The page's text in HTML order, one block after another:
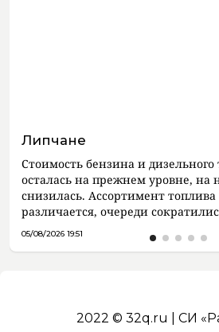
Липчане
Стоимость бензина и
осталась на прежнем уровне, на
снизилась. Ассортимент
различается, очереди
05/08/2026 19:51
2022 © 32q.ru | СИ